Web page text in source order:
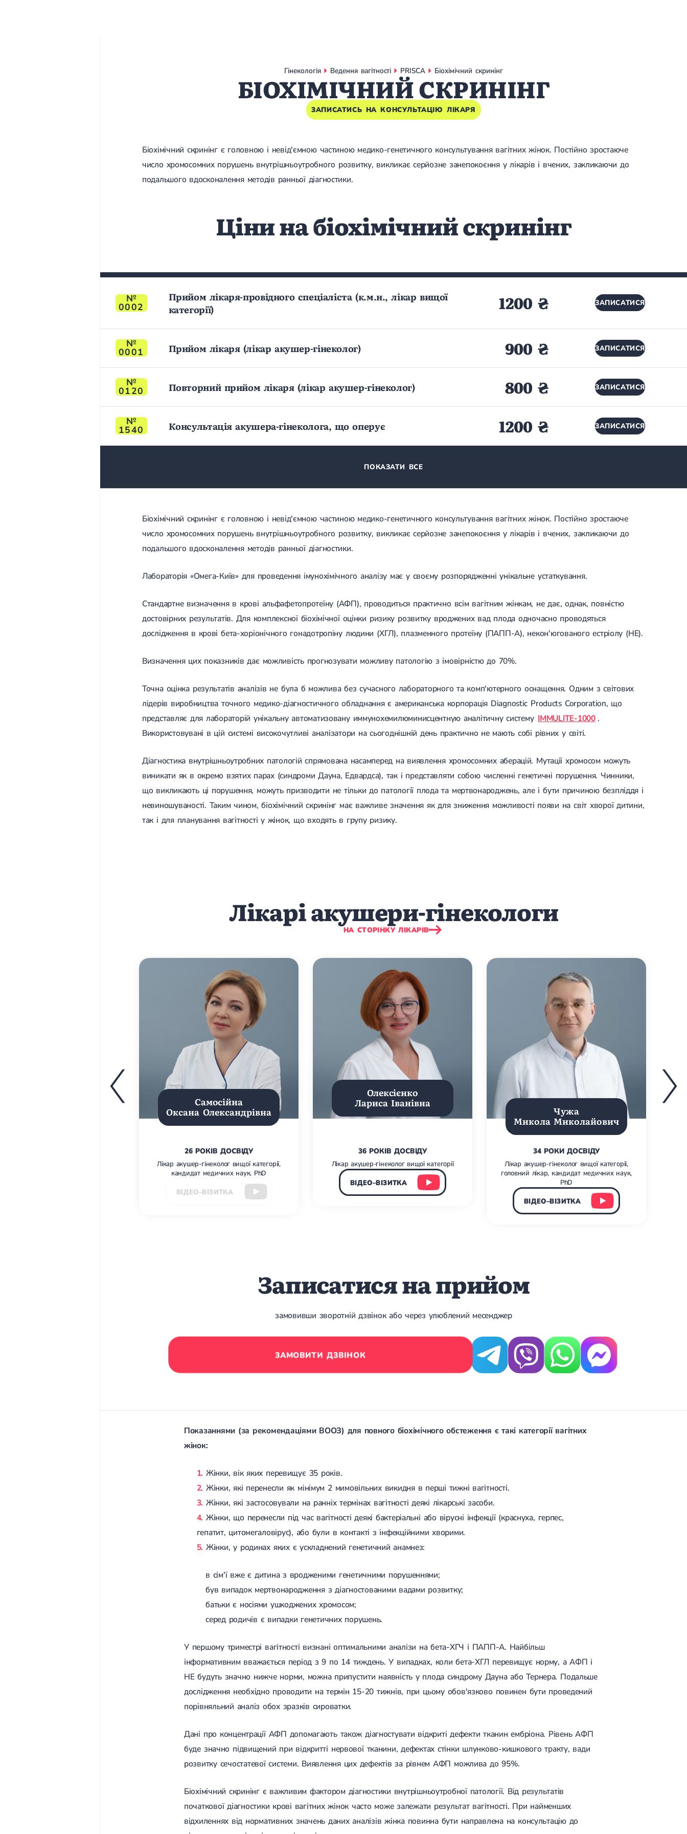
Гінекологія Ведення вагітності PRISCA Біохімічний скринінг
БІОХІМІЧНИЙ СКРИНІНГ
ЗАПИСАТИСЬ НА КОНСУЛЬТАЦІЮ ЛІКАРЯ
Біохімічний скринінг є головною і невід'ємною частиною медико-генетичного консультування вагітних жінок. Постійно зростаюче
число хромосомних порушень внутрішньоутробного розвитку, викликає серйозне занепокоєння у лікарів і вчених, закликаючи до
подальшого вдосконалення методів ранньої діагностики.
Ціни на біохімічний скринінг
0002
Прийом лікаря-провідного спеціаліста (к.м.н., лікар вищої
категорії)
1200 ₴ ЗАПИСАТИСЯ
0001 Прийом лікаря (лікар акушер-гінеколог) 900 ₴ ЗАПИСАТИСЯ
0120 Повторний прийом лікаря (лікар акушер-гінеколог) 800 ₴ ЗАПИСАТИСЯ
1540 Консультація акушера-гінеколога, що оперує 1200 ₴ ЗАПИСАТИСЯ
ПОКАЗАТИ ВСЕ
Біохімічний скринінг є головною і невід'ємною частиною медико-генетичного консультування вагітних жінок. Постійно зростаюче
число хромосомних порушень внутрішньоутробного розвитку, викликає серйозне занепокоєння у лікарів і вчених, закликаючи до
подальшого вдосконалення методів ранньої діагностики.
Лабораторія «Омега-Київ» для проведення імунохімічного аналізу має у своєму розпорядженні унікальне устаткування.
Стандартне визначення в крові альфафетопротеїну (АФП), проводиться практично всім вагітним жінкам, не дає, однак, повністю
достовірних результатів. Для комплексної біохімічної оцінки ризику розвитку вроджених вад плода одночасно проводяться
дослідження в крові бета-хоріонічного гонадотропіну людини (ХГЛ), плазменного протеїну (ПАПП-А), некон'югованого естріолу (НЕ).
Визначення цих показників дає можливість прогнозувати можливу патологію з імовірністю до 70%.
Точна оцінка результатів аналізів не була б можлива без сучасного лабораторного та комп'ютерного оснащення. Одним з світових
лідерів виробництва точного медико-діагностичного обладнання є американська корпорація Diagnostic Products Corporation, що
представляє для лабораторій унікальну автоматизовану иммунохемилюминисцентную аналітичну систему IMMULITE-1000 .
Використовувані в цій системі високочутливі аналізатори на сьогоднішній день практично не мають собі рівних у світі.
Діагностика внутрішньоутробних патологій спрямована насамперед на виявлення хромосомних аберацій. Мутації хромосом можуть
виникати як в окремо взятих парах (синдроми Дауна, Едвардса), так і представляти собою численні генетичні порушення. Чинники,
що викликають ці порушення, можуть призводити не тільки до патології плода та мертвонароджень, але і бути причиною безпліддя і
невиношуваності. Таким чином, біохімічний скринінг має важливе значення як для зниження можливості появи на світ хворої дитини,
так і для планування вагітності у жінок, що входять в групу ризику.
Лікарі акушери-гінекологи
НА СТОРІНКУ ЛІКАРІВ
Самосійна
Оксана Олександрівна
26 РОКІВ ДОСВІДУ
Лікар акушер-гінеколог вищої категорії,
кандидат медичних наук, PhD
ВІДЕО–ВІЗИТКА
Олексієнко
Лариса Іванівна
36 РОКІВ ДОСВІДУ
Лікар акушер-гінеколог вищої категорії
ВІДЕО–ВІЗИТКА
Чужа
Микола Миколайович
34 РОКИ ДОСВІДУ
Лікар акушер-гінеколог вищої категорії,
головний лікар, кандидат медичних наук,
PhD
ВІДЕО–ВІЗИТКА
Записатися на прийом
замовивши зворотній дзвінок або через улюблений месенджер
ЗАМОВИТИ ДЗВІНОК
Показаннями (за рекомендаціями ВООЗ) для повного біохімічного обстеження є такі категорії вагітних
жінок:
Жінки, вік яких перевищує 35 років.
Жінки, які перенесли як мінімум 2 мимовільних викидня в перші тижні вагітності.
Жінки, які застосовували на ранніх термінах вагітності деякі лікарські засоби.
Жінки, що перенесли під час вагітності деякі бактеріальні або вірусні інфекції (краснуха, герпес,
гепатит, цитомегаловірус), або були в контакті з інфекційними хворими.
Жінки, у родинах яких є ускладнений генетичний анамнез:
в сім'ї вже є дитина з вродженими генетичними порушеннями;
був випадок мертвонародження з діагностованими вадами розвитку;
батьки є носіями ушкоджених хромосом;
серед родичів є випадки генетичних порушень.
У першому триместрі вагітності визнані оптимальними аналізи на бета-ХГЧ і ПАПП-А. Найбільш
інформативним вважається період з 9 по 14 тиждень. У випадках, коли бета-ХГЛ перевищує норму, а АФП і
НЕ будуть значно нижче норми, можна припустити наявність у плода синдрому Дауна або Тернера. Подальше
дослідження необхідно проводити на термін 15-20 тижнів, при цьому обов'язково повинен бути проведений
порівняльний аналіз обох зразків сироватки.
Дані про концентрації АФП допомагають також діагностувати відкриті дефекти тканин ембріона. Рівень АФП
буде значно підвищений при відкритті нервової тканини, дефектах стінки шлунково-кишкового тракту, вади
розвитку сечостатевої системи. Виявлення цих дефектів за рівнем АФП можлива до 95%.
Біохімічний скринінг є важливим фактором діагностики внутрішньоутробної патології. Від результатів
початкової діагностики крові вагітних жінок часто може залежати результат вагітності. При найменших
відхиленнях від нормативних значень даних аналізів жінка повинна бути направлена на консультацію до